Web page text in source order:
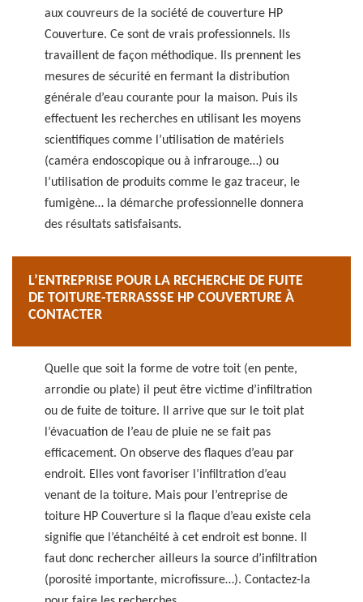
aux couvreurs de la société de couverture HP
Couverture. Ce sont de vrais professionnels. Ils
travaillent de façon méthodique. Ils prennent les
mesures de sécurité en fermant la distribution
générale d’eau courante pour la maison. Puis ils
effectuent les recherches en utilisant les moyens
scientifiques comme l’utilisation de matériels
(caméra endoscopique ou à infrarouge…) ou
l’utilisation de produits comme le gaz traceur, le
fumigène… la démarche professionnelle donnera
des résultats satisfaisants.
L’ENTREPRISE POUR LA RECHERCHE DE FUITE
DE TOITURE-TERRASSSE HP COUVERTURE À
CONTACTER
Quelle que soit la forme de votre toit (en pente,
arrondie ou plate) il peut être victime d’infiltration
ou de fuite de toiture. Il arrive que sur le toit plat
l’évacuation de l’eau de pluie ne se fait pas
efficacement. On observe des flaques d’eau par
endroit. Elles vont favoriser l’infiltration d’eau
venant de la toiture. Mais pour l’entreprise de
toiture HP Couverture si la flaque d’eau existe cela
signifie que l’étanchéité à cet endroit est bonne. Il
faut donc rechercher ailleurs la source d’infiltration
(porosité importante, microfissure…). Contactez-la